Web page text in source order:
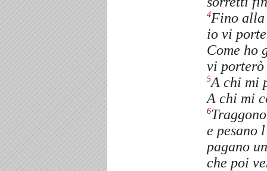
4Fino alla
io vi
Come ho
vi porterò
5A chi mi
A chi mi
6
e pesano
pagano
che poi